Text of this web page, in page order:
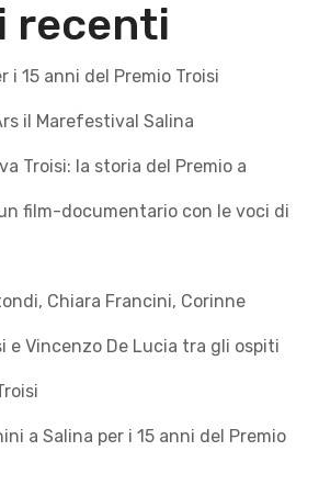
recenti
i 15 anni del Premio Troisi
il Marefestival Salina
Troisi: la storia del Premio a
film-documentario con le voci di
Chiara Francini, Corinne
e Vincenzo De Lucia tra gli ospiti
a Salina per i 15 anni del Premio